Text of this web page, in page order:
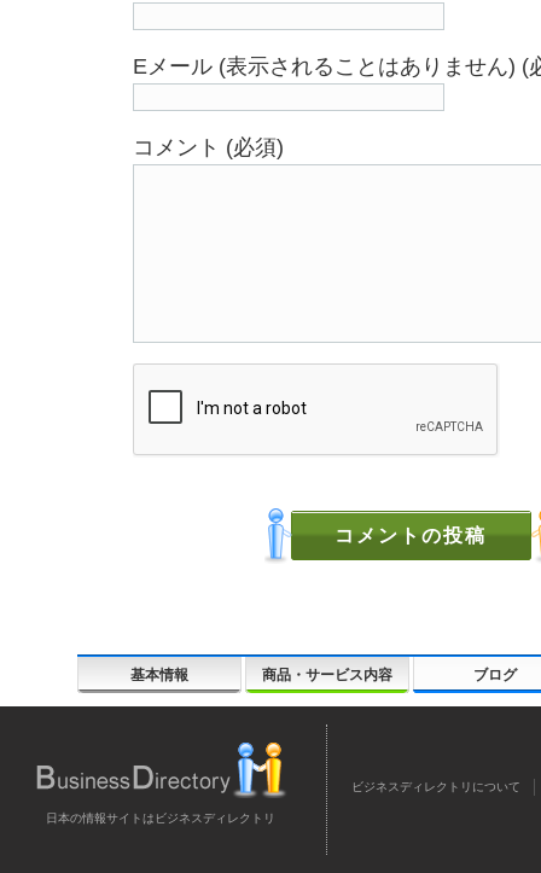
Eメール (表示されることはありません) (
コメント (必須)
基本情報 商品・サービス内容 ブログ
日本の情報サイトはビジネスディレクトリ
ビジネスディレクトリについて